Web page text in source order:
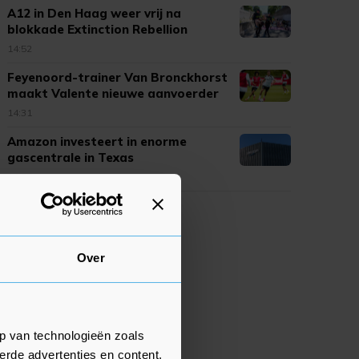
Over
van technologieën zoals
advertenties en content,
A12 in Den Haag weer vrij na
blokkade Extinction Rebellion
14:52
Feyenoord-trainer Van Bronckhorst
maakt Valente nieuwe aanvoerder
14:31
Amazon investeert in enorme
gascentrale in Texas
14:28